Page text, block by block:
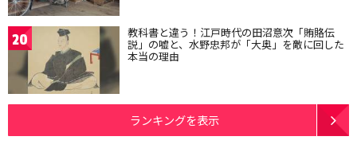
20 教科書と違う！江戸時代の田沼意次「賄賂伝
説」の嘘と、水野忠邦が「大奥」を敵に回した
本当の理由
ランキングを表示